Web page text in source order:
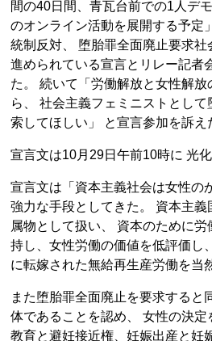
間の40日間、青瓦台前での1人デ
のオンライン活動を展開する予定
統制反対、 堕胎罪全面廃止要求
進められている宣言とリレー記者
た。 続いて「労働解放と女性解
ら、 社会主義フェミニストとし
索してほしい」 と宣言参加を訴え
宣言文は10月29日午前10時に 光
宣言文は「資本主義社会は女性の
強力な手段としてきた。 資本主
属物として扱い、 資本のために
持し、女性労働の価値を低評価し
に転嫁された無給再生産労働を当
また堕胎罪全面廃止を要求すると
体であることを認め、 女性の決
教育と避妊接近権、妊娠出産と妊